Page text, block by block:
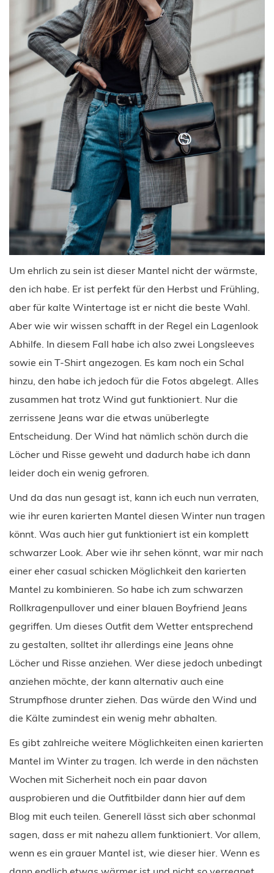
Um ehrlich zu sein ist dieser Mantel nicht der wärmste,
den ich habe. Er ist perfekt für den Herbst und Frühling,
aber für kalte Wintertage ist er nicht die beste Wahl.
Aber wie wir wissen schafft in der Regel ein Lagenlook
Abhilfe. In diesem Fall habe ich also zwei Longsleeves
sowie ein T-Shirt angezogen. Es kam noch ein Schal
hinzu, den habe ich jedoch für die Fotos abgelegt. Alles
zusammen hat trotz Wind gut funktioniert. Nur die
zerrissene Jeans war die etwas unüberlegte
Entscheidung. Der Wind hat nämlich schön durch die
Löcher und Risse geweht und dadurch habe ich dann
leider doch ein wenig gefroren.
Und da das nun gesagt ist, kann ich euch nun verraten,
wie ihr euren karierten Mantel diesen Winter nun tragen
könnt. Was auch hier gut funktioniert ist ein komplett
schwarzer Look. Aber wie ihr sehen könnt, war mir nach
einer eher casual schicken Möglichkeit den karierten
Mantel zu kombinieren. So habe ich zum schwarzen
Rollkragenpullover und einer blauen Boyfriend Jeans
gegriffen. Um dieses Outfit dem Wetter entsprechend
zu gestalten, solltet ihr allerdings eine Jeans ohne
Löcher und Risse anziehen. Wer diese jedoch unbedingt
anziehen möchte, der kann alternativ auch eine
Strumpfhose drunter ziehen. Das würde den Wind und
die Kälte zumindest ein wenig mehr abhalten.
Es gibt zahlreiche weitere Möglichkeiten einen karierten
Mantel im Winter zu tragen. Ich werde in den nächsten
Wochen mit Sicherheit noch ein paar davon
ausprobieren und die Outfitbilder dann hier auf dem
Blog mit euch teilen. Generell lässt sich aber schonmal
sagen, dass er mit nahezu allem funktioniert. Vor allem,
wenn es ein grauer Mantel ist, wie dieser hier. Wenn es